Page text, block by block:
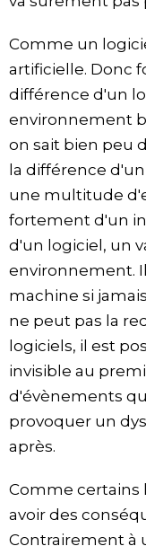
Comme un
artificielle. Donc
différence d'un
environnement
on sait bien peu
la différence
une multitude
fortement d'un
d'un logiciel, un
environnement.
machine si
ne peut pas la
logiciels, il est
invisible au
d'évènements
provoquer un
après.
Comme certains
avoir des
Contrairement à